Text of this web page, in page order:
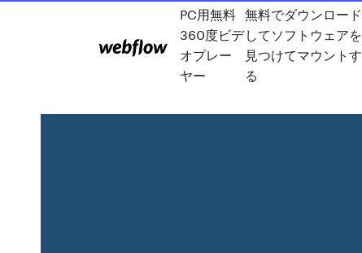
PC用無料
360度ビデ
オプレー
ヤー
無料でダウンロード
してソフトウェアを
見つけてマウントす
る